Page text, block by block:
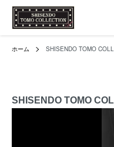
ホーム SHISENDO TOMO
SHISENDO TOMO